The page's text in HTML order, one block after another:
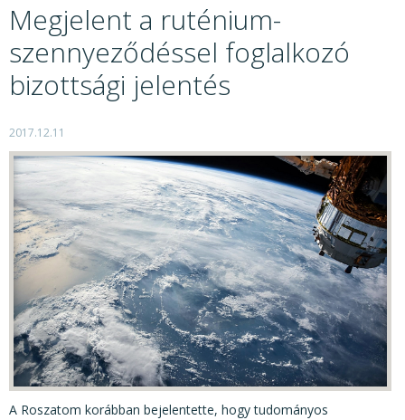
RENDKÍVÜLI HÍREK
SAJTÓSZOBA
HIRDETMÉNYEK
BEMUTATKOZÁS
FELADATOK
KÖZÉRDEKŰ ADATOK
JOGI SZABÁLYOZÁS, ÚTMUTATÓK
KIADVÁNYOK, JELENTÉSEK
NYOMTATVÁNYOK, SZOFTVEREK
E-ÜGYINTÉZÉS
Megjelent a ruténium-
szennyeződéssel foglalkozó
bizottsági jelentés
2017.12.11
A Roszatom korábban bejelentette, hogy tudományos